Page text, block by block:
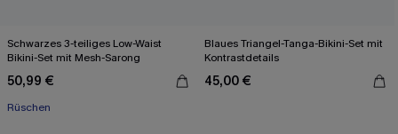
Schwarzes 3-teiliges Low-Waist
Bikini-Set mit Mesh-Sarong
50,99 €
Rüschen
Blaues Triangel-Tanga-Bikini-Set mit
Kontrastdetails
45,00 €